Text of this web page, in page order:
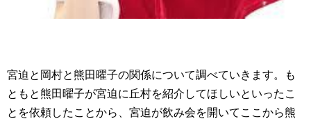
宮迫と岡村と熊田曜子の関係について調べていきます。も
ともと熊田曜子が宮迫に丘村を紹介してほしいといったこ
とを依頼したことから、宮迫が飲み会を開いてここから熊